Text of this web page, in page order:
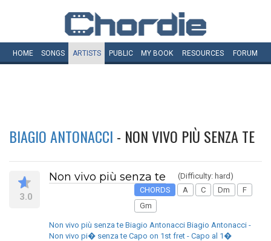
HOME SONGS ARTISTS PUBLIC MY BOOK RESOURCES FORUM
BIAGIO ANTONACCI - NON VIVO PIÙ SENZA TE
3.0
Non vivo più senza te
(Difficulty: hard)
CHORDS
A C Dm
F
Gm
Non vivo più senza te Biagio Antonacci Biagio Antonacci -
Non vivo pi� senza te Capo on 1st fret - Capo al 1�